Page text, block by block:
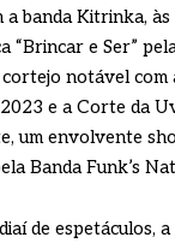
a banda Kitrinka,
“Brincar e Ser”
notável com
e a Corte da
um envolvente
Banda Funk’s
de espetáculos,